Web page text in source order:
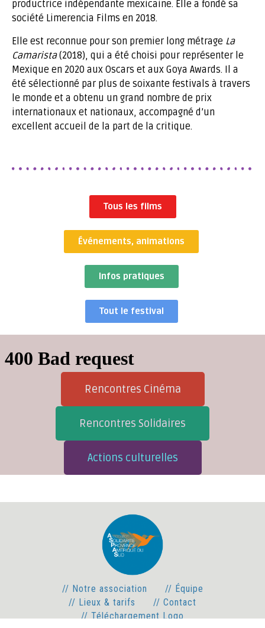
productrice indépendante mexicaine. Elle a fondé sa
société Limerencia Films en 2018.
Elle est reconnue pour son premier long métrage La
Camarista(2018), qui a été choisi pour représenter le
Mexique en 2020 aux Oscars et aux Goya Awards. Il a
été sélectionné par plus de soixante festivals à travers
le monde et a obtenu un grand nombre de prix
internationaux et nationaux, accompagné d’un
excellent accueil de la part de la critique.
Tous les films
Événements, animations
Infos pratiques
Tout le festival
Rencontres Cinéma
Rencontres Solidaires
Actions culturelles
// Notre association
// Équipe
// Lieux & tarifs
// Contact
// Téléchargement Logo